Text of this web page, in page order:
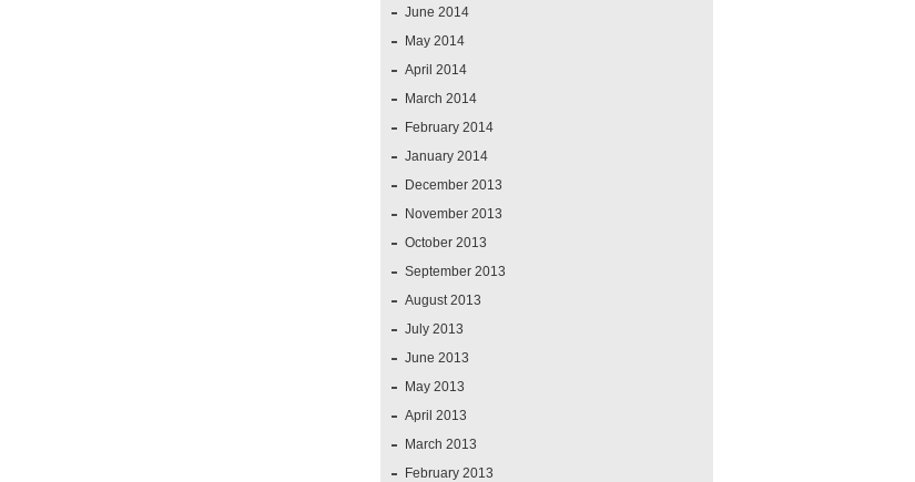
June 2014
May 2014
April 2014
March 2014
February 2014
January 2014
December 2013
November 2013
October 2013
September 2013
August 2013
July 2013
June 2013
May 2013
April 2013
March 2013
February 2013